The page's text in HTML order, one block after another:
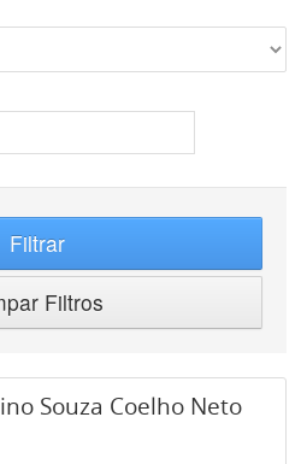
Filtrar
Filtros
Souza Coelho Neto